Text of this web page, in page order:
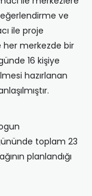
ve
ile proje
her merkezde bir
16 kişiye
hazırlanan
toplam 23
planlandığı